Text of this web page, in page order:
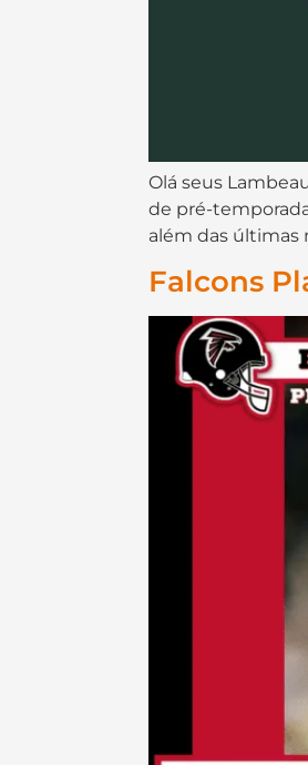
Olá seus
de pré-
além das últimas
Falcons